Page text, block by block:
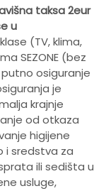
taksa 2eur
u
(TV, klima,
SEZONE (bez
osiguranje
je
krajnje
od otkaza
higijene
i sredstva za
ili sedišta u
usluge,